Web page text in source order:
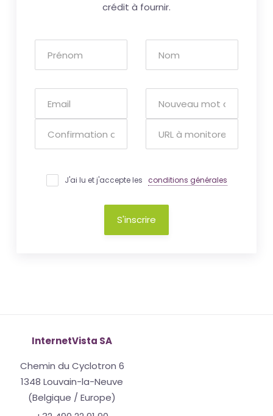
crédit à fournir.
J'ai lu et j'accepte les conditions générales
S'inscrire
InternetVista SA
Chemin du Cyclotron 6
1348 Louvain-la-Neuve
(Belgique / Europe)